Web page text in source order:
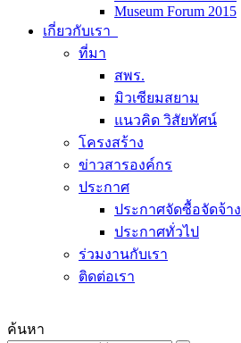
Museum Forum 2015
เกี่ยวกับเรา
ที่มา
สพร.
มิวเซียมสยาม
แนวคิด วิสัยทัศน์
โครงสร้าง
ข่าวสารองค์กร
ประกาศ
ประกาศจัดซื้อจัดจ้าง
ประกาศทั่วไป
ร่วมงานกับเรา
ติดต่อเรา
ค้นหา